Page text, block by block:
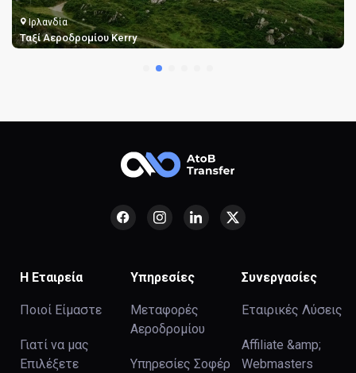
Ιρλανδία
Ταξί Αεροδρομίου Knock Ιρλανδίας
Η Εταιρεία
Ποιοί Είμαστε
Γιατί να μας
Επιλέξετε
Υπηρεσίες
Μεταφορές
Αεροδρομίου
Υπηρεσίες Σοφέρ
Συνεργασίες
Εταιρικές Λύσεις
Affiliate &amp;
Webmasters